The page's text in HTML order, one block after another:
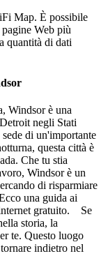
Map. È possibile
Web più
quantità di dati
Windsor è una
negli Stati
di un'importante
questa città è
Che tu stia
Windsor è un
di risparmiare
una guida ai
gratuito. Se
storia, la
te. Questo luogo
indietro nel